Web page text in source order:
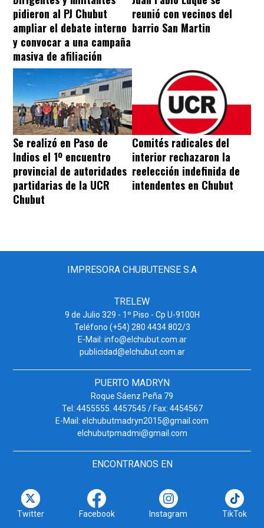
pidieron al PJ Chubut
ampliar el debate interno
y convocar a una campaña
masiva de afiliación
reunió con vecinos del
barrio San Martin
Se realizó en Paso de
Indios el 1º encuentro
provincial de autoridades
partidarias de la UCR
Chubut
Comités radicales del
interior rechazaron la
reelección indefinida de
intendentes en Chubut
IMPRESORA CHUBUTENSE S.A
TRELEW
9 de Julio 329 - 1º Piso - Cp U-9100H
Teléfono (+54) 280 4434 802/3
E-Mail: info@elchubut.com.ar
publicidad@elchubut.com.ar
PUERTO MADRYN
Roque Sáenz Peña 79
Tel: 4455555. 4457545 / Fax: 4454567
E-Mail: elchubutmadryn2015@gmail.com
elchubutpmadmi@gmail.com
ENCONTRANOS EN
Twitter Facebook Instagram TikTok